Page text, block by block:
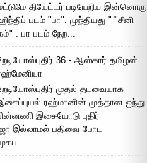
தியேட்டர் படியேறிய இன்னொரு
படம் "பா". முந்தியது " "சீனி
. பா படம் நேற...
36 - ஆஸ்கார் தமிழன்
முதல் தடவையாக
ரஹ்மானின் முத்தான ஐந்து
இசையோடு புதிர்
இல்லாமல் பதிவை போட